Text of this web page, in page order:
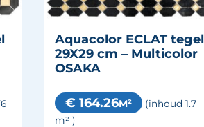
Aquacolor ECLAT tegel
29X29 cm – Multicolor
OSAKA
€ 164.26M²
(inhoud 1.7
m² )